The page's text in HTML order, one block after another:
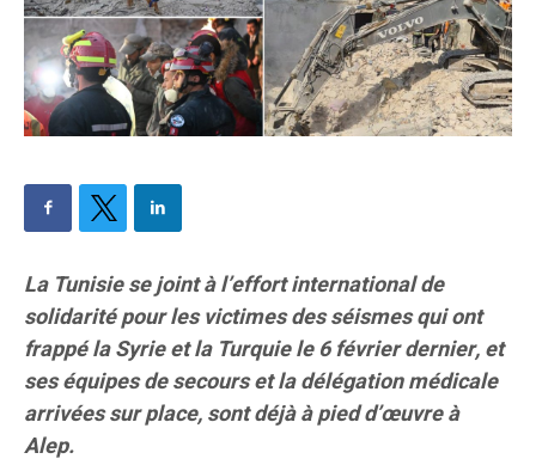
La Tunisie se joint à l’effort international de
solidarité pour les victimes des séismes qui ont
frappé la Syrie et la Turquie le 6 février dernier, et
ses équipes de secours et la délégation médicale
arrivées sur place, sont déjà à pied d’œuvre à
Alep.